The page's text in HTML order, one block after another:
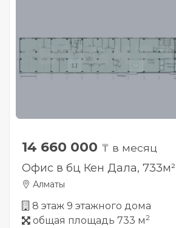
14 660 000 ₸ в месяц
Офис в бц Кен Дала, 733м²
Алматы
8 этаж 9 этажного дома
общая площадь 733 м2